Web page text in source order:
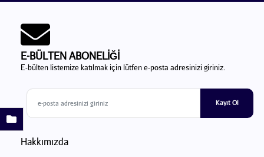
E-BÜLTEN ABONELİĞİ
E-bülten listemize katılmak için lütfen e-posta adresinizi giriniz.
Kayıt Ol
Hakkımızda